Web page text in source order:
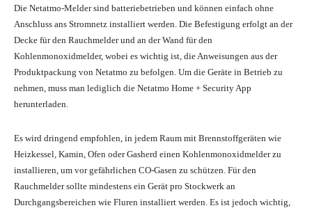
Die Netatmo-Melder sind batteriebetrieben und können einfach ohne
Anschluss ans Stromnetz installiert werden. Die Befestigung erfolgt an der
Decke für den Rauchmelder und an der Wand für den
Kohlenmonoxidmelder, wobei es wichtig ist, die Anweisungen aus der
Produktpackung von Netatmo zu befolgen. Um die Geräte in Betrieb zu
nehmen, muss man lediglich die Netatmo Home + Security App
herunterladen.
Es wird dringend empfohlen, in jedem Raum mit Brennstoffgeräten wie
Heizkessel, Kamin, Ofen oder Gasherd einen Kohlenmonoxidmelder zu
installieren, um vor gefährlichen CO-Gasen zu schützen. Für den
Rauchmelder sollte mindestens ein Gerät pro Stockwerk an
Durchgangsbereichen wie Fluren installiert werden. Es ist jedoch wichtig,